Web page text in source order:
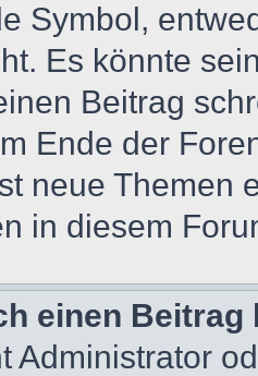
Symbol,
Es könnte
Beitrag
Ende der
neue Themen
in diesem
einen
Administrator